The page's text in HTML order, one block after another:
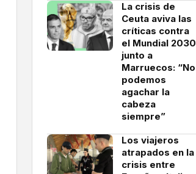
La crisis de
Ceuta aviva las
críticas contra
el Mundial 2030
junto a
Marruecos: “No
podemos
agachar la
cabeza
siempre”
Los viajeros
atrapados en la
crisis entre